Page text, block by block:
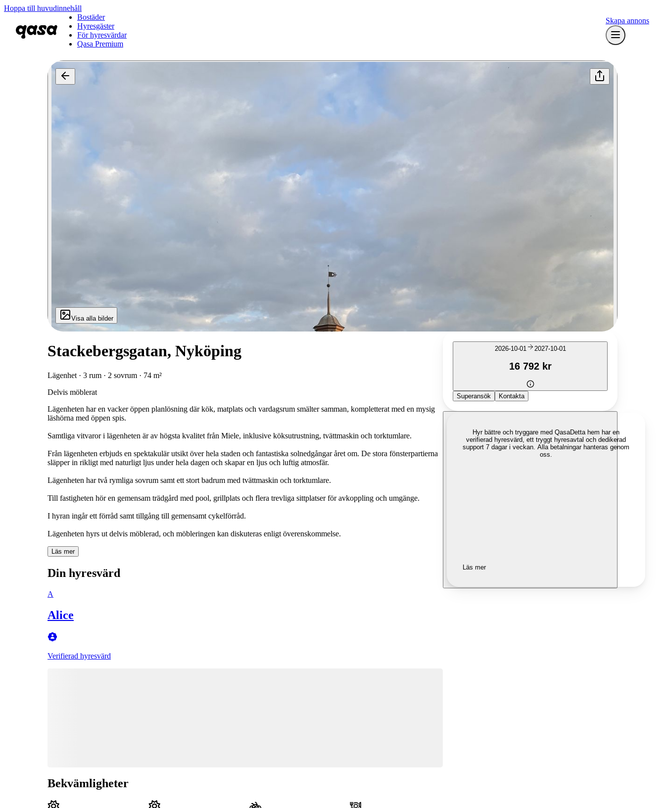
Hoppa till huvudinnehåll
Bostäder
Hyresgäster
För hyresvärdar
Qasa Premium
Skapa annons
Visa alla bilder
Stackebergsgatan, Nyköping
Lägenhet · 3 rum · 2 sovrum · 74 m²
Delvis möblerat
Lägenheten har en vacker öppen planlösning där kök, matplats och vardagsrum smälter samman, kompletterat med en mysig
läshörna med öppen spis.
Samtliga vitvaror i lägenheten är av högsta kvalitet från Miele, inklusive köksutrustning, tvättmaskin och torktumlare.
Från lägenheten erbjuds en spektakulär utsikt över hela staden och fantastiska solnedgångar året om. De stora fönsterpartierna
släpper in rikligt med naturligt ljus under hela dagen och skapar en ljus och luftig atmosfär.
Lägenheten har två rymliga sovrum samt ett stort badrum med tvättmaskin och torktumlare.
Till fastigheten hör en gemensam trädgård med pool, grillplats och flera trevliga sittplatser för avkoppling och umgänge.
I hyran ingår ett förråd samt tillgång till gemensamt cykelförråd.
Lägenheten hyrs ut delvis möblerad, och möbleringen kan diskuteras enligt överenskommelse.
Läs mer
Din hyresvärd
A
Alice
Verifierad hyresvärd
Bekvämligheter
2026-10-01 2027-10-01
16 792 kr
Superansök Kontakta
Hyr bättre och tryggare med QasaDetta hem har en
verifierad hyresvärd, ett tryggt hyresavtal och dedikerad
support 7 dagar i veckan. Alla betalningar hanteras genom
oss.
Läs mer